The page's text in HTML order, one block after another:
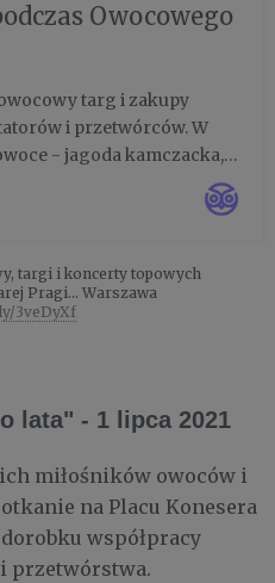
Owocowego
targ i zakupy
i przetwórców. W
- jagoda kamczacka,
i aronia. Będą sadzonki,
targi i koncerty topowych
Pragi... Warszawa
3veDyXf
lata" - 1 lipca 2021
miłośników owoców i
na Placu Konesera
współpracy
przetwórstwa.